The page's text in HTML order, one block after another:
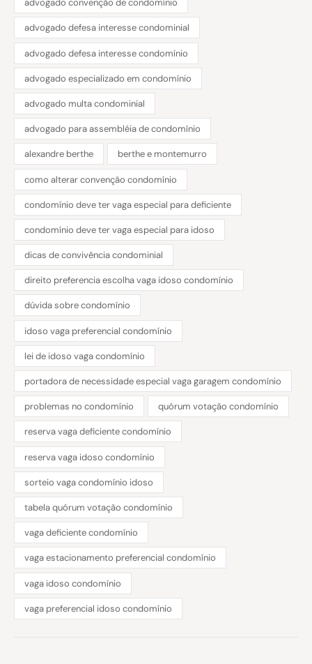
advogado convenção de condomínio
advogado defesa interesse condominial
advogado defesa interesse condomínio
advogado especializado em condomínio
advogado multa condominial
advogado para assembléia de condomínio
alexandre berthe berthe e montemurro
como alterar convenção condomínio
condomínio deve ter vaga especial para deficiente
condomínio deve ter vaga especial para idoso
dicas de convivência condominial
direito preferencia escolha vaga idoso condomínio
dúvida sobre condomínio
idoso vaga preferencial condomínio
lei de idoso vaga condomínio
portadora de necessidade especial vaga garagem condomínio
problemas no condomínio quórum votação condomínio
reserva vaga deficiente condomínio
reserva vaga idoso condomínio
sorteio vaga condomínio idoso
tabela quórum votação condomínio
vaga deficiente condomínio
vaga estacionamento preferencial condomínio
vaga idoso condomínio
vaga preferencial idoso condomínio